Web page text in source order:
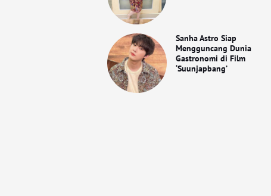
Sanha Astro Siap
Mengguncang Dunia
Gastronomi di Film
‘Suunjapbang’